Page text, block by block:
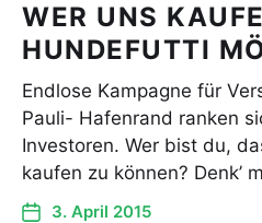
WER UNS
HUNDEFUTTI
Endlose Kampagne für
Pauli- Hafenrand ranken
Investoren. Wer bist du,
kaufen zu können? Denk’
3. April 2015